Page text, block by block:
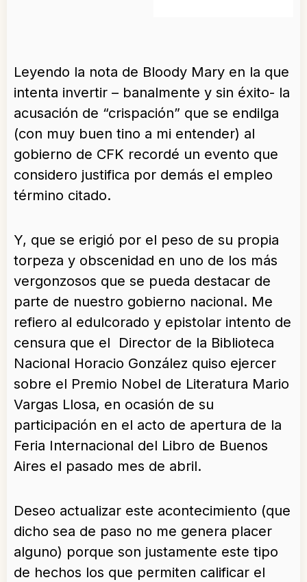
Leyendo la nota de Bloody Mary en la que
intenta invertir – banalmente y sin éxito- la
acusación de “crispación” que se endilga
(con muy buen tino a mi entender) al
gobierno de CFK recordé un evento que
considero justifica por demás el empleo
término citado.
Y, que se erigió por el peso de su propia
torpeza y obscenidad en uno de los más
vergonzosos que se pueda destacar de
parte de nuestro gobierno nacional. Me
refiero al edulcorado y epistolar intento de
censura que el Director de la Biblioteca
Nacional Horacio González quiso ejercer
sobre el Premio Nobel de Literatura Mario
Vargas Llosa, en ocasión de su
participación en el acto de apertura de la
Feria Internacional del Libro de Buenos
Aires el pasado mes de abril.
Deseo actualizar este acontecimiento (que
dicho sea de paso no me genera placer
alguno) porque son justamente este tipo
de hechos los que permiten calificar el